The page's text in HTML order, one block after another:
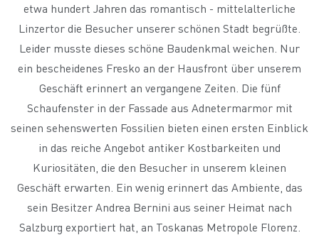
etwa hundert Jahren das romantisch - mittelalterliche
Linzertor die Besucher unserer schönen Stadt begrüßte.
Leider musste dieses schöne Baudenkmal weichen. Nur
ein bescheidenes Fresko an der Hausfront über unserem
Geschäft erinnert an vergangene Zeiten. Die fünf
Schaufenster in der Fassade aus Adnetermarmor mit
seinen sehenswerten Fossilien bieten einen ersten Einblick
in das reiche Angebot antiker Kostbarkeiten und
Kuriositäten, die den Besucher in unserem kleinen
Geschäft erwarten. Ein wenig erinnert das Ambiente, das
sein Besitzer Andrea Bernini aus seiner Heimat nach
Salzburg exportiert hat, an Toskanas Metropole Florenz.